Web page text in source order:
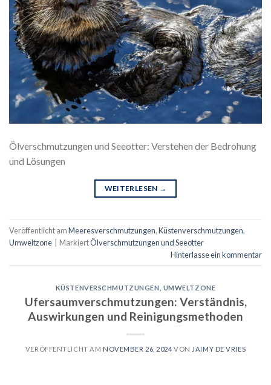
Ölverschmutzungen und Seeotter: Verstehen der Bedrohung
und Lösungen
WEITERLESEN →
Veröffentlicht amMeeresverschmutzungen,Küstenverschmutzungen,
Umweltzone
MarkiertÖlverschmutzungen und Seeotter
Hinterlasse ein kommentar
KÜSTENVERSCHMUTZUNGEN UMWELTZONE
Ufersaumverschmutzungen: Verständnis,
Auswirkungen und Reinigungsmethoden
VERÖFFENTLICHT AM NOVEMBER 26, 2024 VON JAIMY DE VRIES